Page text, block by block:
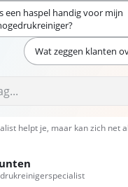
een haspel handig voor mijn
Wat zeggen klanten
helpt je, maar kan zich net